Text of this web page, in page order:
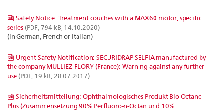
Safety Notice: Treatment couches with a MAX60 motor, specific
series (PDF, 794 kB, 14.10.2020)
(in German, French or Italian)
Urgent Safety Notification: SECURIDRAP SELFIA manufactured by
the company MULLIEZ-FLORY (France): Warning against any further
use (PDF, 19 kB, 28.07.2017)
Sicherheitsmitteilung: Ophthalmologisches Produkt Bio Octane
Plus (Zusammensetzung 90% Perfluoro-n-Octan und 10%